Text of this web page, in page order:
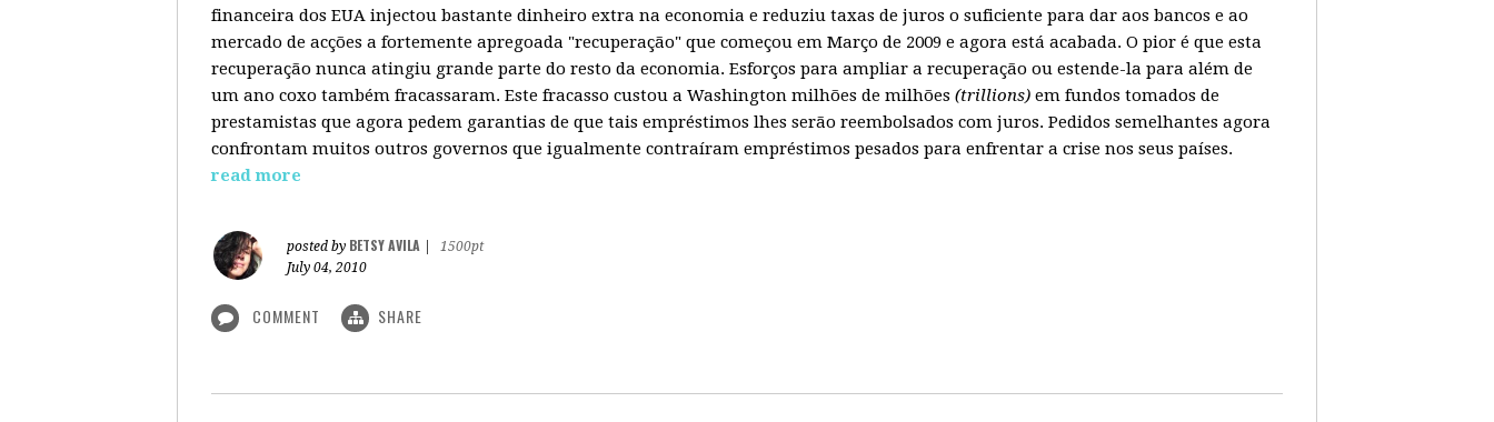
financeira dos EUA injectou bastante dinheiro extra na economia e reduziu taxas de juros o suficiente para dar aos bancos e ao
mercado de acções a fortemente apregoada "recuperação" que começou em Março de 2009 e agora está acabada. O pior é que esta
recuperação nunca atingiu grande parte do resto da economia. Esforços para ampliar a recuperação ou estende-la para além de
um ano coxo também fracassaram. Este fracasso custou a Washington milhões de milhões (trillions) em fundos tomados de
prestamistas que agora pedem garantias de que tais empréstimos lhes serão reembolsados com juros. Pedidos semelhantes agora
confrontam muitos outros governos que igualmente contraíram empréstimos pesados para enfrentar a crise nos seus países.
read more
posted by BETSY AVILA
1500pt
July 04, 2010
COMMENT SHARE